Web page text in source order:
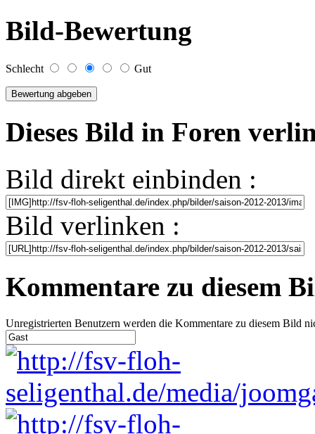
Bild-Bewertung
Schlecht Gut
Dieses Bild in Foren
Bild direkt einbinden :
Bild verlinken :
Kommentare zu diesem
Unregistrierten Benutzern werden die Kommentare zu diesem Bild